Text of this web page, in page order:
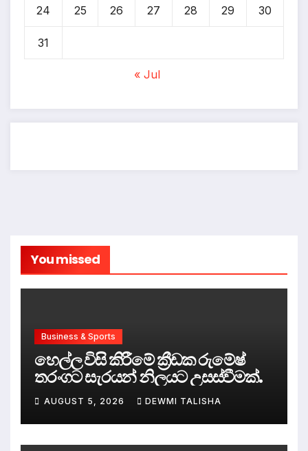
24 25 26 27 28 29 30
31
« Jul
You missed
Business & Sports
හෙල්ල විසි කිරීමේ ක්‍රීඩක රුමේෂ්
තරංගට සැරයන් නිලයට උසස්වීමක්.
AUGUST 5, 2026 DEWMI TALISHA